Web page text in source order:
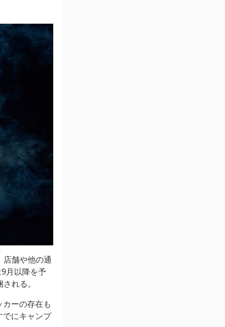
店舗や他の通
月以降を予
れる。
ーの存在も
でにキャンプ